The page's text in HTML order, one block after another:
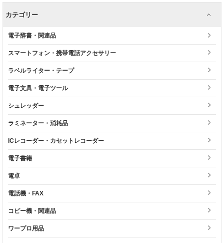
カテゴリー
電子辞書・関連品
スマートフォン・携帯電話アクセサリー
ラベルライター・テープ
電子文具・電子ツール
シュレッダー
ラミネーター・消耗品
ICレコーダー・カセットレコーダー
電子書籍
電卓
電話機・FAX
コピー機・関連品
ワープロ用品